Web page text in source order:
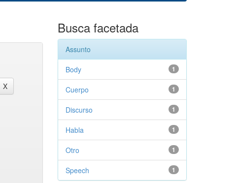
Busca facetada
Assunto
1
Body
1
Cuerpo
1
Discurso
1
Habla
1
Otro
1
Speech